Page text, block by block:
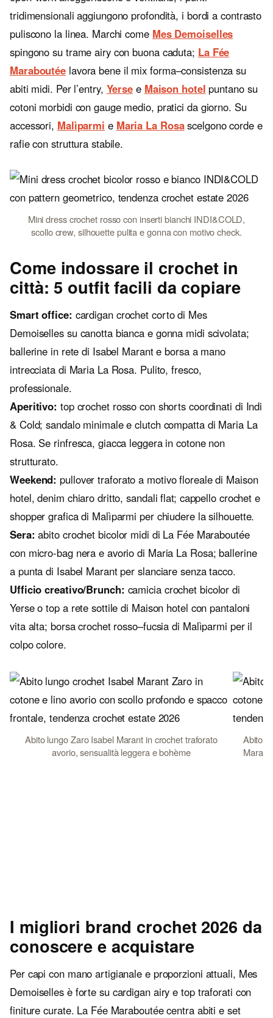
tridimensionali aggiungono profondità, i bordi a contrasto
puliscono la linea. Marchi come Mes Demoiselles
spingono su trame airy con buona caduta; La Fée
Maraboutée lavora bene il mix forma–consistenza su
abiti midi. Per l’entry, Yerse e Maison hotel puntano su
cotoni morbidi con gauge medio, pratici da giorno. Su
accessori, Malìparmi e Maria La Rosascelgono corde e
rafie con struttura stabile.
Mini dress crochet rosso con inserti bianchi INDI&COLD,
scollo crew, silhouette pulita e gonna con motivo check.
Come indossare il crochet in
città: 5 outfit facili da copiare
Smart office: cardigan crochet corto di Mes
Demoiselles su canotta bianca e gonna midi scivolata;
ballerine in rete di Isabel Marant e borsa a mano
intrecciata di Maria La Rosa. Pulito, fresco,
professionale.
Aperitivo: top crochet rosso con shorts coordinati di Indi
& Cold; sandalo minimale e clutch compatta di Maria La
Rosa. Se rinfresca, giacca leggera in cotone non
strutturato.
Weekend: pullover traforato a motivo floreale di Maison
hotel, denim chiaro dritto, sandali flat; cappello crochet e
shopper grafica di Malìparmi per chiudere la silhouette.
Sera: abito crochet bicolor midi di La Fée Maraboutée
con micro-bag nera e avorio di Maria La Rosa; ballerine
a punta di Isabel Marant per slanciare senza tacco.
Ufficio creativo/Brunch: camicia crochet bicolor di
Yerse o top a rete sottile di Maison hotel con pantaloni
vita alta; borsa crochet rosso–fucsia di Malìparmi per il
colpo colore.
Abito lungo Zaro Isabel Marant in crochet traforato
avorio, sensualità leggera e bohème
Abito
I migliori brand crochet 2026 da
conoscere e acquistare
Per capi con mano artigianale e proporzioni attuali, Mes
Demoiselles è forte su cardigan airy e top traforati con
finiture curate. La Fée Maraboutée centra abiti e set